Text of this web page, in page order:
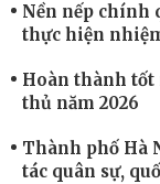
Nền nếp chính
thực hiện
Hoàn thành tốt
thủ năm 2026
Thành phố Hà
tác quân sự,